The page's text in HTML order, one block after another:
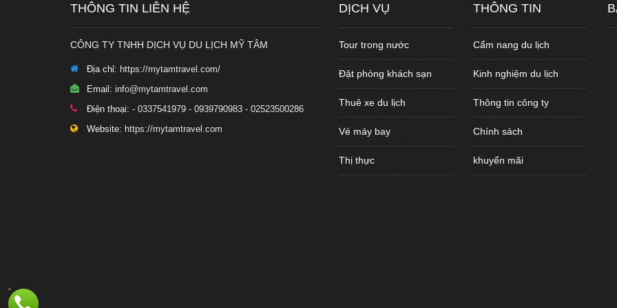
THÔNG TIN LIÊN HỆ
CÔNG TY TNHH DỊCH VỤ DU LỊCH MỸ TÂM
Địa chỉ: https://mytamtravel.com/
Email: info@mytamtravel.com
Điện thoại: - 0337541979 - 0939790983 - 02523500286
Website: https://mytamtravel.com
DỊCH VỤ
Tour trong nước
Đặt phòng khách sạn
Thuê xe du lịch
Vé máy bay
Thị thực
THÔNG TIN
Cẩm nang du lịch
Kinh nghiệm du lịch
Thông tin công ty
Chính sách
khuyến mãi